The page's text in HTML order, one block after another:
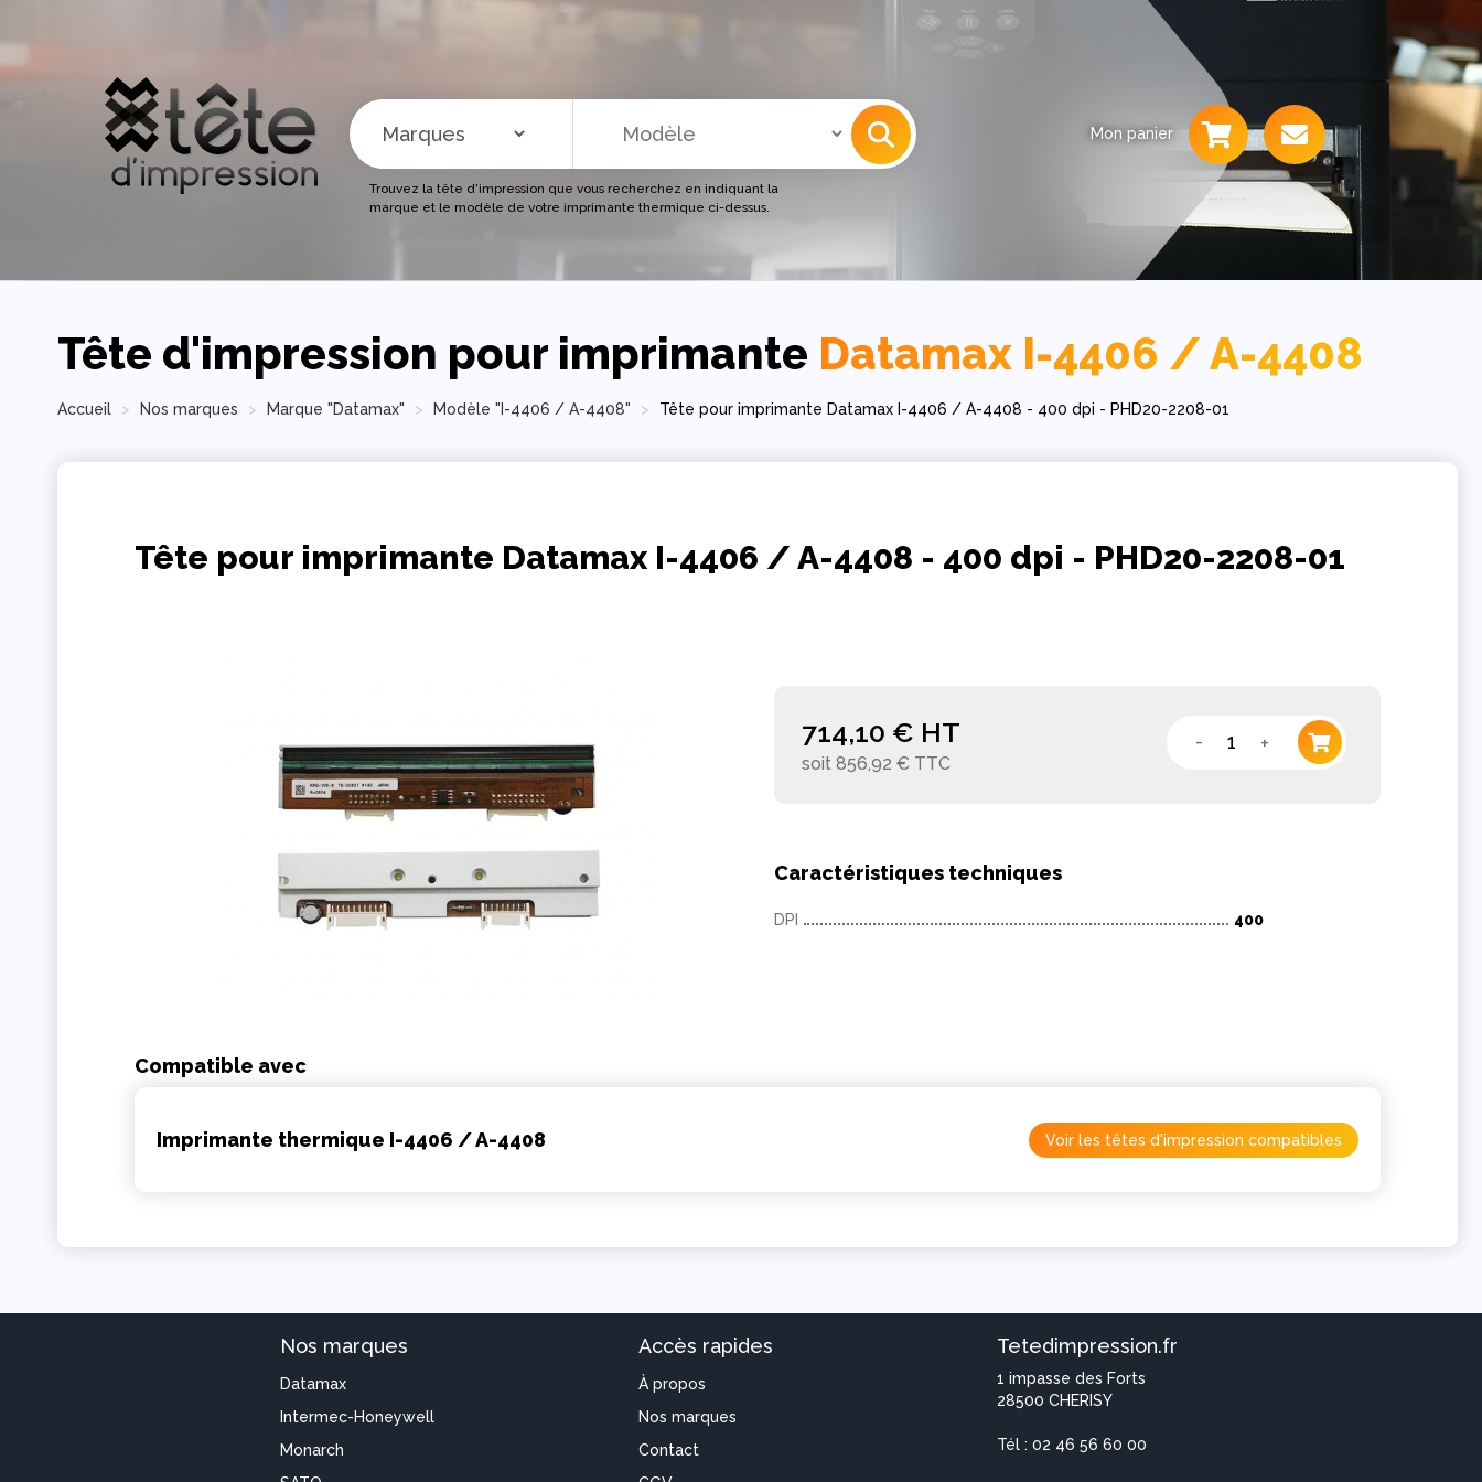
Trouvez la tête d'impression que vous recherchez en indiquant la
marque et le modèle de votre imprimante thermique ci-dessus.
Mon panier
Tête d'impression pour imprimante Datamax I-4406 / A-4408
Accueil Nos marques Marque "Datamax" Modèle "I-4406 / A-4408" Tête pour imprimante Datamax I-4406 / A-4408 - 400 dpi - PHD20-2208-01
Tête pour imprimante Datamax I-4406 / A-4408 - 400 dpi - PHD20-2208-01
714,10 € HT
soit 856,92 € TTC
- +
Caractéristiques techniques
DPI 400
Compatible avec
Imprimante thermique I-4406 / A-4408 Voir les têtes d'impression compatibles
Nos marques
Datamax
Intermec-Honeywell
Monarch
Accès rapides
À propos
Nos marques
Contact
Tetedimpression.fr
1 impasse des Forts
28500 CHERISY
Tél : 02 46 56 60 00